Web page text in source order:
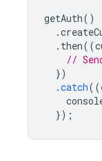
getAuth()
.
. then((
//
})
.catch((
});